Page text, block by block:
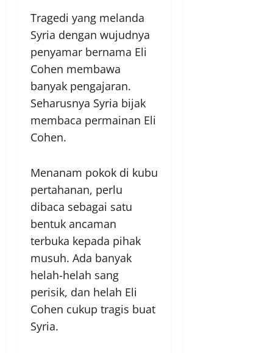
Tragedi yang melanda
Syria dengan wujudnya
penyamar bernama Eli
Cohen membawa
banyak pengajaran.
Seharusnya Syria bijak
membaca permainan Eli
Cohen.
Menanam pokok di kubu
pertahanan, perlu
dibaca sebagai satu
bentuk ancaman
terbuka kepada pihak
musuh. Ada banyak
helah-helah sang
perisik, dan helah Eli
Cohen cukup tragis buat
Syria.